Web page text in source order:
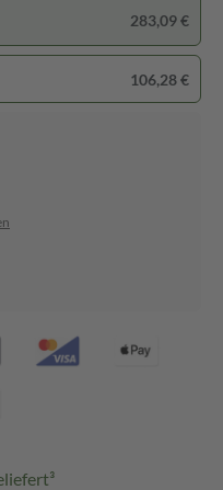
283,09 €
106,28 €